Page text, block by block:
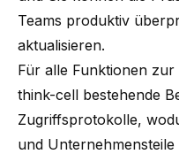
Teams produktiv
aktualisieren.
Für alle Funktionen
think-cell bestehende
Zugriffsprotokolle,
und